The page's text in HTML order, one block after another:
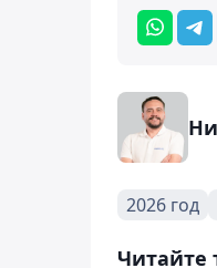
2026 год
Читайте